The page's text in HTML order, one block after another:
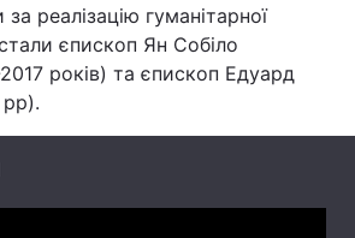
Погода
Регіони
реалізацію гуманітарної
єпископ Ян Собіло
років) та єпископ Едуард